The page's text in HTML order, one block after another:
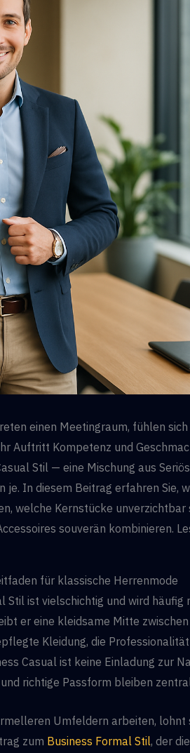
einen Meetingraum, fühlen
Auftritt Kompetenz und
Stil — eine Mischung aus
je. In diesem Beitrag erfahren Sie,
welche Kernstücke unverzichtbar
souverän kombinieren.
für klassische Herrenmode
Stil ist vielschichtig und wird häufig
er eine kleidsame Mitte
Kleidung, die
Casual ist keine Einladung zur
richtige Passform bleiben
Umfeldern arbeiten, lohnt
zum Business Formal Stil, der